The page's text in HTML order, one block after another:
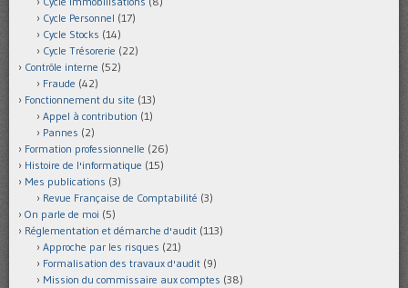
Cycle Personnel (17)
Cycle Stocks (14)
Cycle Trésorerie (22)
Contrôle interne (52)
Fraude (42)
Fonctionnement du site (13)
Appel à contribution (1)
Pannes (2)
Formation professionnelle (26)
Histoire de l'informatique (15)
Mes publications (3)
Revue Française de Comptabilité (3)
On parle de moi (5)
Réglementation et démarche d'audit (113)
Approche par les risques (21)
Formalisation des travaux d'audit (9)
Mission du commissaire aux comptes (38)